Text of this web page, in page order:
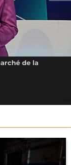
de la